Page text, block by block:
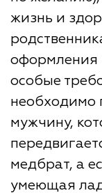
жизнь и
оформления
особые
необходимо
мужчину,
медбрат, а
умеющая